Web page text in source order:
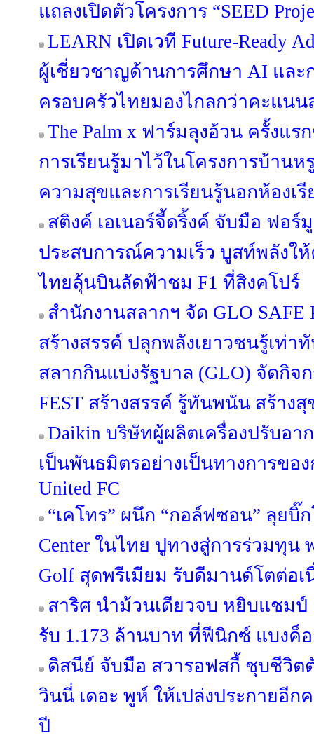
แถลงเปิดตัวโครงการ “SEED
LEARN เปิดเวที Future-Ready
ผู้เชี่ยวชาญด้านการศึกษา AI แล
ครอบครัวไทยมองไกลกว่าคะแนน
The Palm x ฟาร์มลุงอ้วน ครั้งแ
การเรียนรู้มาไว้ในโครงการบ้านห
ความสุขและการเรียนรู้นอกห้องเรี
สติงค์ เอเนอร์จี้ดริ้งค์ จับมือ ฟอร์
ประสบการณ์ความเร็ว บูสท์พลัง
ไทยลุ้นบินลัดฟ้าชม F1 ที่สิงคโปร์
สำนักงานสลากฯ จัด GLO SAFE
สร้างสรรค์ ปลุกพลังเยาวชนรู้เท่
สลากกินแบ่งรัฐบาล (GLO) จัดกิจก
FEST สร้างสรรค์ รู้ทันพนัน สร้าง
Daikin บริษัทผู้ผลิตเครื่องปรับอา
เป็นพันธมิตรอย่างเป็นทางการขอ
United FC
“เคโทร” ผนึก “กอล์ฟซอน” ลุยบิ๊
Center ในไทย ปูทางสู่การร่วมทุน
Golf สุดพรีเมียม รับดีมานด์โตต่อเ
สาริศ นำม้วนเดียวจบ หยิบแชมป์
รับ 1.173 ล้านบาท ที่ฟีนิกซ์ แบงค็
ดิสนีย์ จับมือ สวารอฟสกี้ ชุบชีวิต
วินนี่ เดอะ พูห์ ให้เปล่งประกายอีก
ปี